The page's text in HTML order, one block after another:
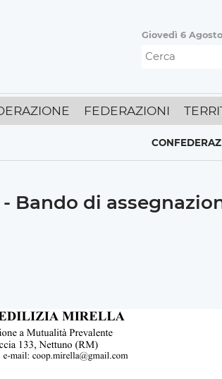
Giovedì 6
FEDERAZIONI
CONFEDERAZIONE,
Bando di